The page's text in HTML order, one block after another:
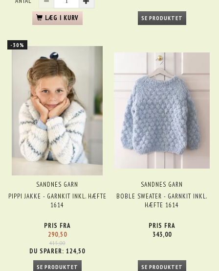
LÆG I KURV SE PRODUKTET
-30%
SANDNES GARN
PIPPI JAKKE - GARNKIT INKL. HÆFTE
1614
PRIS FRA
290,50
415,00
DU SPARER: 124,50
SE PRODUKTET
SANDNES GARN
BOBLE SWEATER - GARNKIT INKL.
HÆFTE 1614
PRIS FRA
343,00
SE PRODUKTET